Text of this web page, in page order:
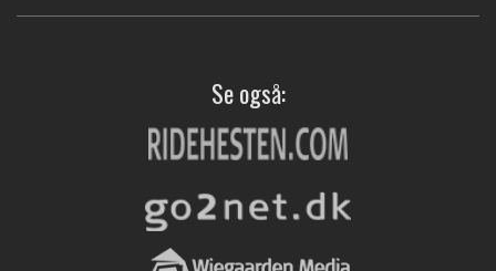
Se også: